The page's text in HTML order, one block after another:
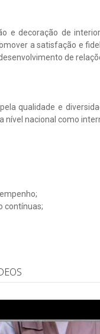
e decoração de
a satisfação e
de
qualidade e
nacional como
contínuas;